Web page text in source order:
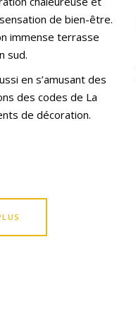
de bien-être.
immense terrasse
sud.
en s’amusant des
des codes de La
de décoration.